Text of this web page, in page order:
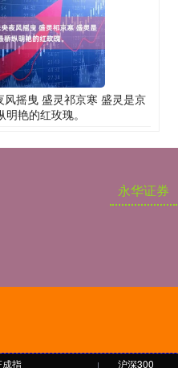
摇曳 盛灵祁京寒 盛灵是京
明艳的红玫瑰。
成指 沪深300
永华证券